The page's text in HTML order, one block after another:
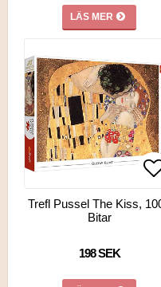
LÄS MER
Trefl Pussel The Kiss,
Bitar
198 SEK